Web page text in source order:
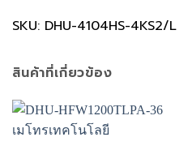
SKU: DHU-4104HS-4KS2/L
สินค้าที่เกี่ยวข้อง